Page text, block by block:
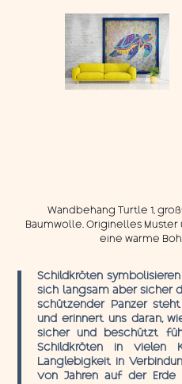
Wandbehang Turtle 1,
Baumwolle. Originelles
eine warme
Schildkröten
sich langsam aber sicher
schützender Panzer
und erinnert uns daran,
sicher und beschützt
Schildkröten in vielen
Langlebigkeit in
von Jahren auf der